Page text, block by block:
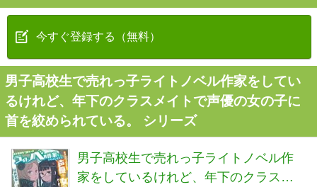
今すぐ登録する（無料）
男子高校生で売れっ子ライトノベル作家をしてい
るけれど、年下のクラスメイトで声優の女の子に
首を絞められている。 シリーズ
男子高校生で売れっ子ライトノベル作
家をしているけれど、年下のクラスメ